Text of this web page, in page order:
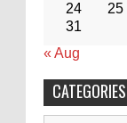
24
25
31
« Aug
CATEGORIES
Categories